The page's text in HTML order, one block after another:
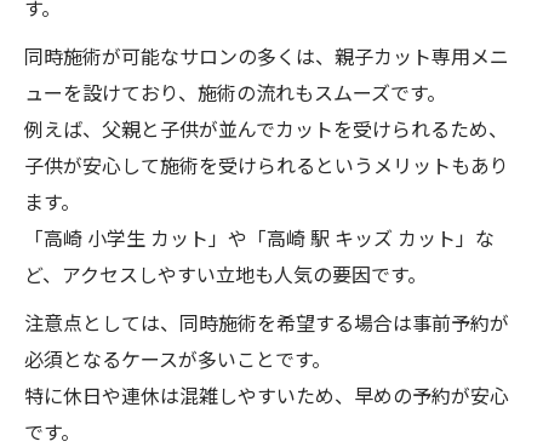
す。
同時施術が可能なサロンの多くは、親子カット専用メニ
ューを設けており、施術の流れもスムーズです。
例えば、父親と子供が並んでカットを受けられるため、
子供が安心して施術を受けられるというメリットもあり
ます。
「高崎 小学生 カット」や「高崎 駅 キッズ カット」な
ど、アクセスしやすい立地も人気の要因です。
注意点としては、同時施術を希望する場合は事前予約が
必須となるケースが多いことです。
特に休日や連休は混雑しやすいため、早めの予約が安心
です。